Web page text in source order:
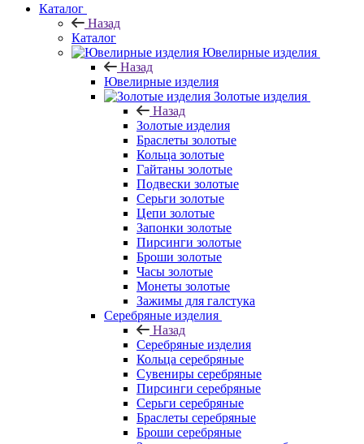
Каталог
Назад
Каталог
Ювелирные изделия
Назад
Ювелирные изделия
Золотые изделия
Назад
Золотые изделия
Браслеты золотые
Кольца золотые
Гайтаны золотые
Подвески золотые
Серьги золотые
Цепи золотые
Запонки золотые
Пирсинги золотые
Броши золотые
Часы золотые
Монеты золотые
Зажимы для галстука
Серебряные изделия
Назад
Серебряные изделия
Кольца серебряные
Сувениры серебряные
Пирсинги серебряные
Серьги серебряные
Браслеты серебряные
Броши серебряные